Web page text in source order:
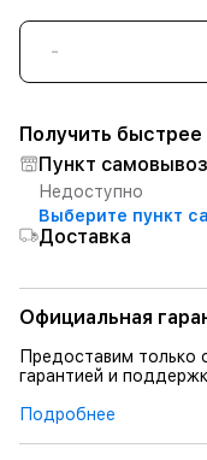
-
Получить быстрее
Пункт
Недоступно
Выберите пункт
Доставка
Официальная
Предоставим только
гарантией и
Подробнее